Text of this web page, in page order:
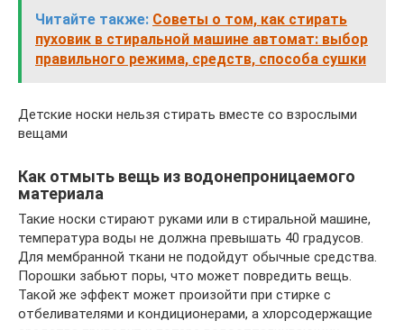
Читайте также: Советы о том, как стирать
пуховик в стиральной машине автомат: выбор
правильного режима, средств, способа сушки
Детские носки нельзя стирать вместе со взрослыми
вещами
Как отмыть вещь из водонепроницаемого
материала
Такие носки стирают руками или в стиральной машине,
температура воды не должна превышать 40 градусов.
Для мембранной ткани не подойдут обычные средства.
Порошки забьют поры, что может повредить вещь.
Такой же эффект может произойти при стирке с
отбеливателями и кондиционерами, а хлорсодержащие